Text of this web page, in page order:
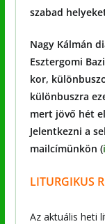
szabad
Nagy Kálmán
Esztergomi
kor,
különbuszra
mert jövő hét
Jelentkezni a
mailcímünkön (
LITURGIKUS
Az aktuális heti